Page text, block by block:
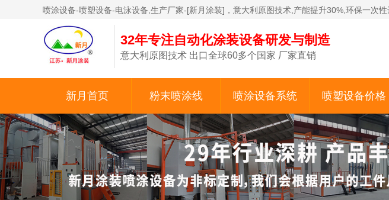
喷涂设备-喷塑设备-电泳设备,生产厂家-[新月涂装]，意大利原图技术,产能提升30%,环保一次性
32年专注自动化涂装设备研发与制造
意大利原图技术 出口全球60多个国家 厂家直销
新月首页 粉末喷涂线 喷涂设备系统 喷塑设备价格